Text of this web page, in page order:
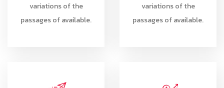
variations of the
passages of available.
variations of the
passages of available.